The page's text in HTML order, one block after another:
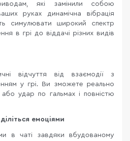
які замінили собою
руках динамічна вібрація
симулювати широкий спектр
в грі до віддачі різних видів
відчуття від взаємодії з
у грі. Ви зможете реально
або удар по гальмах і повністю
емоціями
в чаті завдяки вбудованому